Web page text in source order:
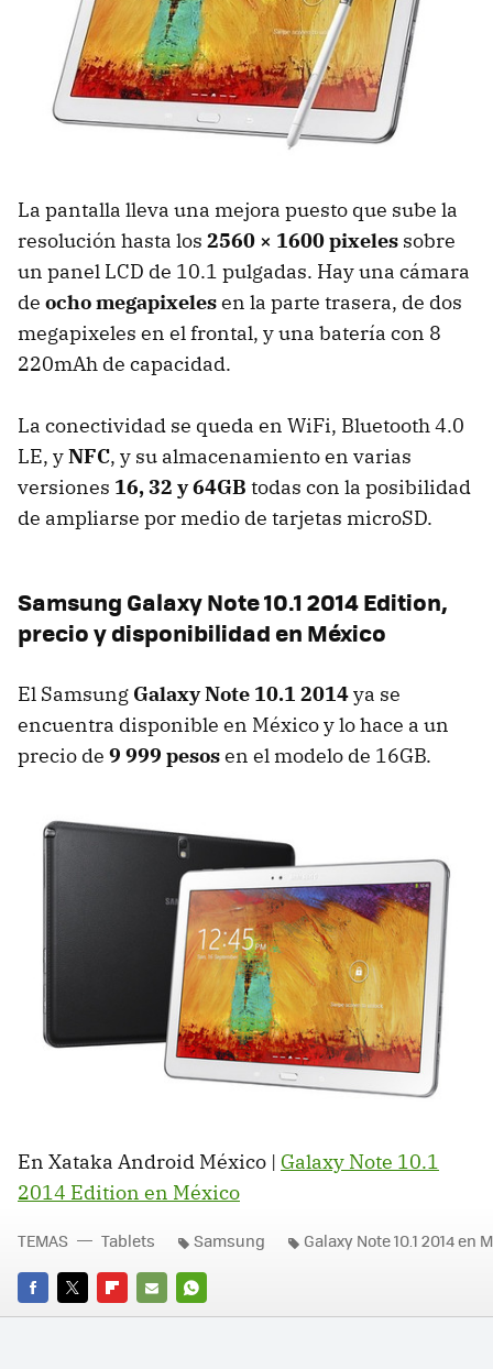
La pantalla lleva una mejora puesto que sube la
resolución hasta los 2560 × 1600 pixeles sobre
un panel LCD de 10.1 pulgadas. Hay una cámara
de ocho megapixelesen la parte trasera, de dos
megapixeles en el frontal, y una batería con 8
220mAh de capacidad.
La conectividad se queda en WiFi, Bluetooth 4.0
LE, yNFC, y su almacenamiento en varias
versiones 16, 32 y 64GB todas con la posibilidad
de ampliarse por medio de tarjetas microSD.
Samsung Galaxy Note 10.1 2014 Edition,
precio y disponibilidad en México
El Samsung Galaxy Note 10.1 2014ya se
encuentra disponible en México y lo hace a un
precio de 9 999 pesosen el modelo de 16GB.
En Xataka Android México | Galaxy Note 10.1
2014 Edition en México
FACEBOOK
TWITTERFLIPBOARD
E-
WHATSAPP
TEMAS Tablets Samsung Galaxy Note 10.1 2014 en